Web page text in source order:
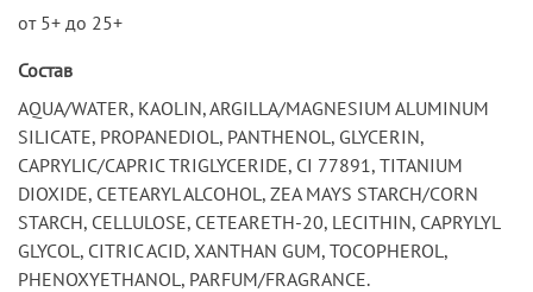
от 5+ до 25+
Состав
AQUA/WATER, KAOLIN, ARGILLA/MAGNESIUM ALUMINUM
SILICATE, PROPANEDIOL, PANTHENOL, GLYCERIN,
CAPRYLIC/CAPRIC TRIGLYCERIDE, CI 77891, TITANIUM
DIOXIDE, CETEARYL ALCOHOL, ZEA MAYS STARCH/CORN
STARCH, CELLULOSE, CETEARETH-20, LECITHIN, CAPRYLYL
GLYCOL, CITRIC ACID, XANTHAN GUM, TOCOPHEROL,
PHENOXYETHANOL, PARFUM/FRAGRANCE.